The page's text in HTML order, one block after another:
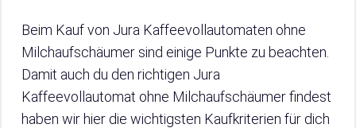
Beim Kauf von Jura Kaffeevollautomaten ohne
Milchaufschäumer sind einige Punkte zu beachten.
Damit auch du den richtigen Jura
Kaffeevollautomat ohne Milchaufschäumer findest
haben wir hier die wichtigsten Kaufkriterien für dich